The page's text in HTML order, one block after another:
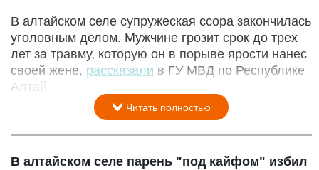
В алтайском селе супружеская ссора закончилась
уголовным делом. Мужчине грозит срок до трех
лет за травму, которую он в порыве ярости нанес
своей жене, рассказали в ГУ МВД по Республике
Алтай.
Читать полностью
В алтайском селе парень "под кайфом" избил